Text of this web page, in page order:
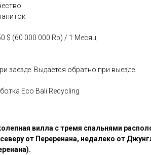
$ (60 000 000 Rp) / 1 Месяц
заезде. Выдается обратно при выезде.
Eco Bali Recycling
вилла с тремя спальнями
северу от Переренана, недалеко от